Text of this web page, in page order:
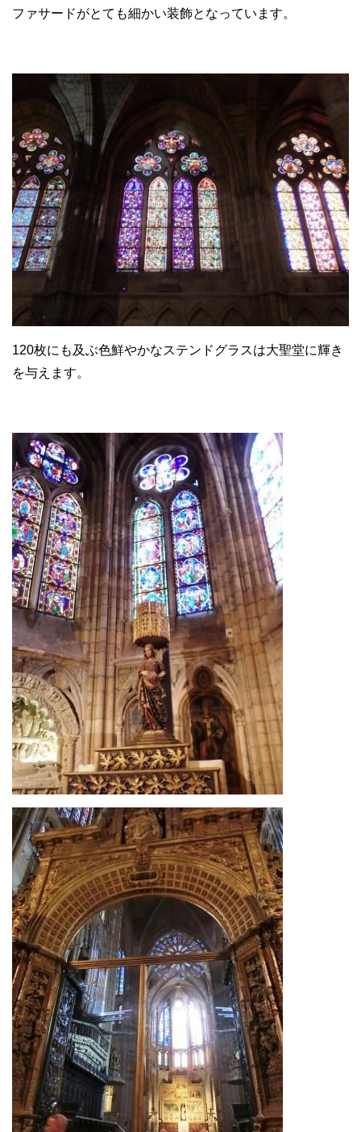
ファサードがとても細かい装飾となっています。
120枚にも及ぶ色鮮やかなステンドグラスは大聖堂に輝き
を与えます。